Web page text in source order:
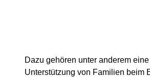
Dazu gehören unter anderem
Unterstützung von Familien beim